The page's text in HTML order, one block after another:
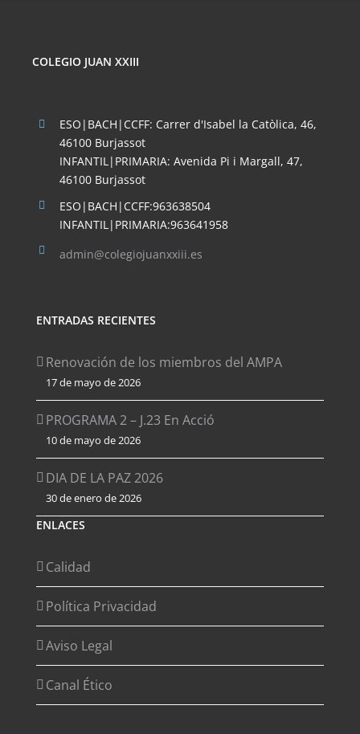
COLEGIO JUAN XXIII
ESO|BACH|CCFF: Carrer d'Isabel la Catòlica, 46,
46100 Burjassot
INFANTIL|PRIMARIA: Avenida Pi i Margall, 47,
46100 Burjassot
ESO|BACH|CCFF:963638504
INFANTIL|PRIMARIA:963641958
admin@colegiojuanxxiii.es
ENTRADAS RECIENTES
Renovación de los miembros del AMPA
17 de mayo de 2026
PROGRAMA 2 – J.23 En Acció
10 de mayo de 2026
DIA DE LA PAZ 2026
30 de enero de 2026
ENLACES
Calidad
Política Privacidad
Aviso Legal
Canal Ético